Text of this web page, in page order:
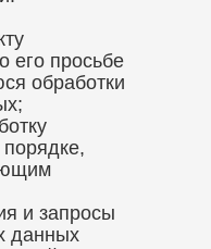
его просьбе
обработки
и запросы
данных